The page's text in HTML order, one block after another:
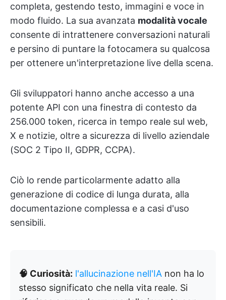
completa, gestendo testo, immagini e voce in
modo fluido. La sua avanzata modalità vocale
consente di intrattenere conversazioni naturali
e persino di puntare la fotocamera su qualcosa
per ottenere un'interpretazione live della scena.
Gli sviluppatori hanno anche accesso a una
potente API con una finestra di contesto da
256.000 token, ricerca in tempo reale sul web,
X e notizie, oltre a sicurezza di livello aziendale
(SOC 2 Tipo II, GDPR, CCPA).
Ciò lo rende particolarmente adatto alla
generazione di codice di lunga durata, alla
documentazione complessa e a casi d'uso
sensibili.
🧠 Curiosità: l'allucinazione nell'IA non ha lo
stesso significato che nella vita reale. Si